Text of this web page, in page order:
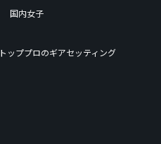
国内女子
トッププロのギアセッティング